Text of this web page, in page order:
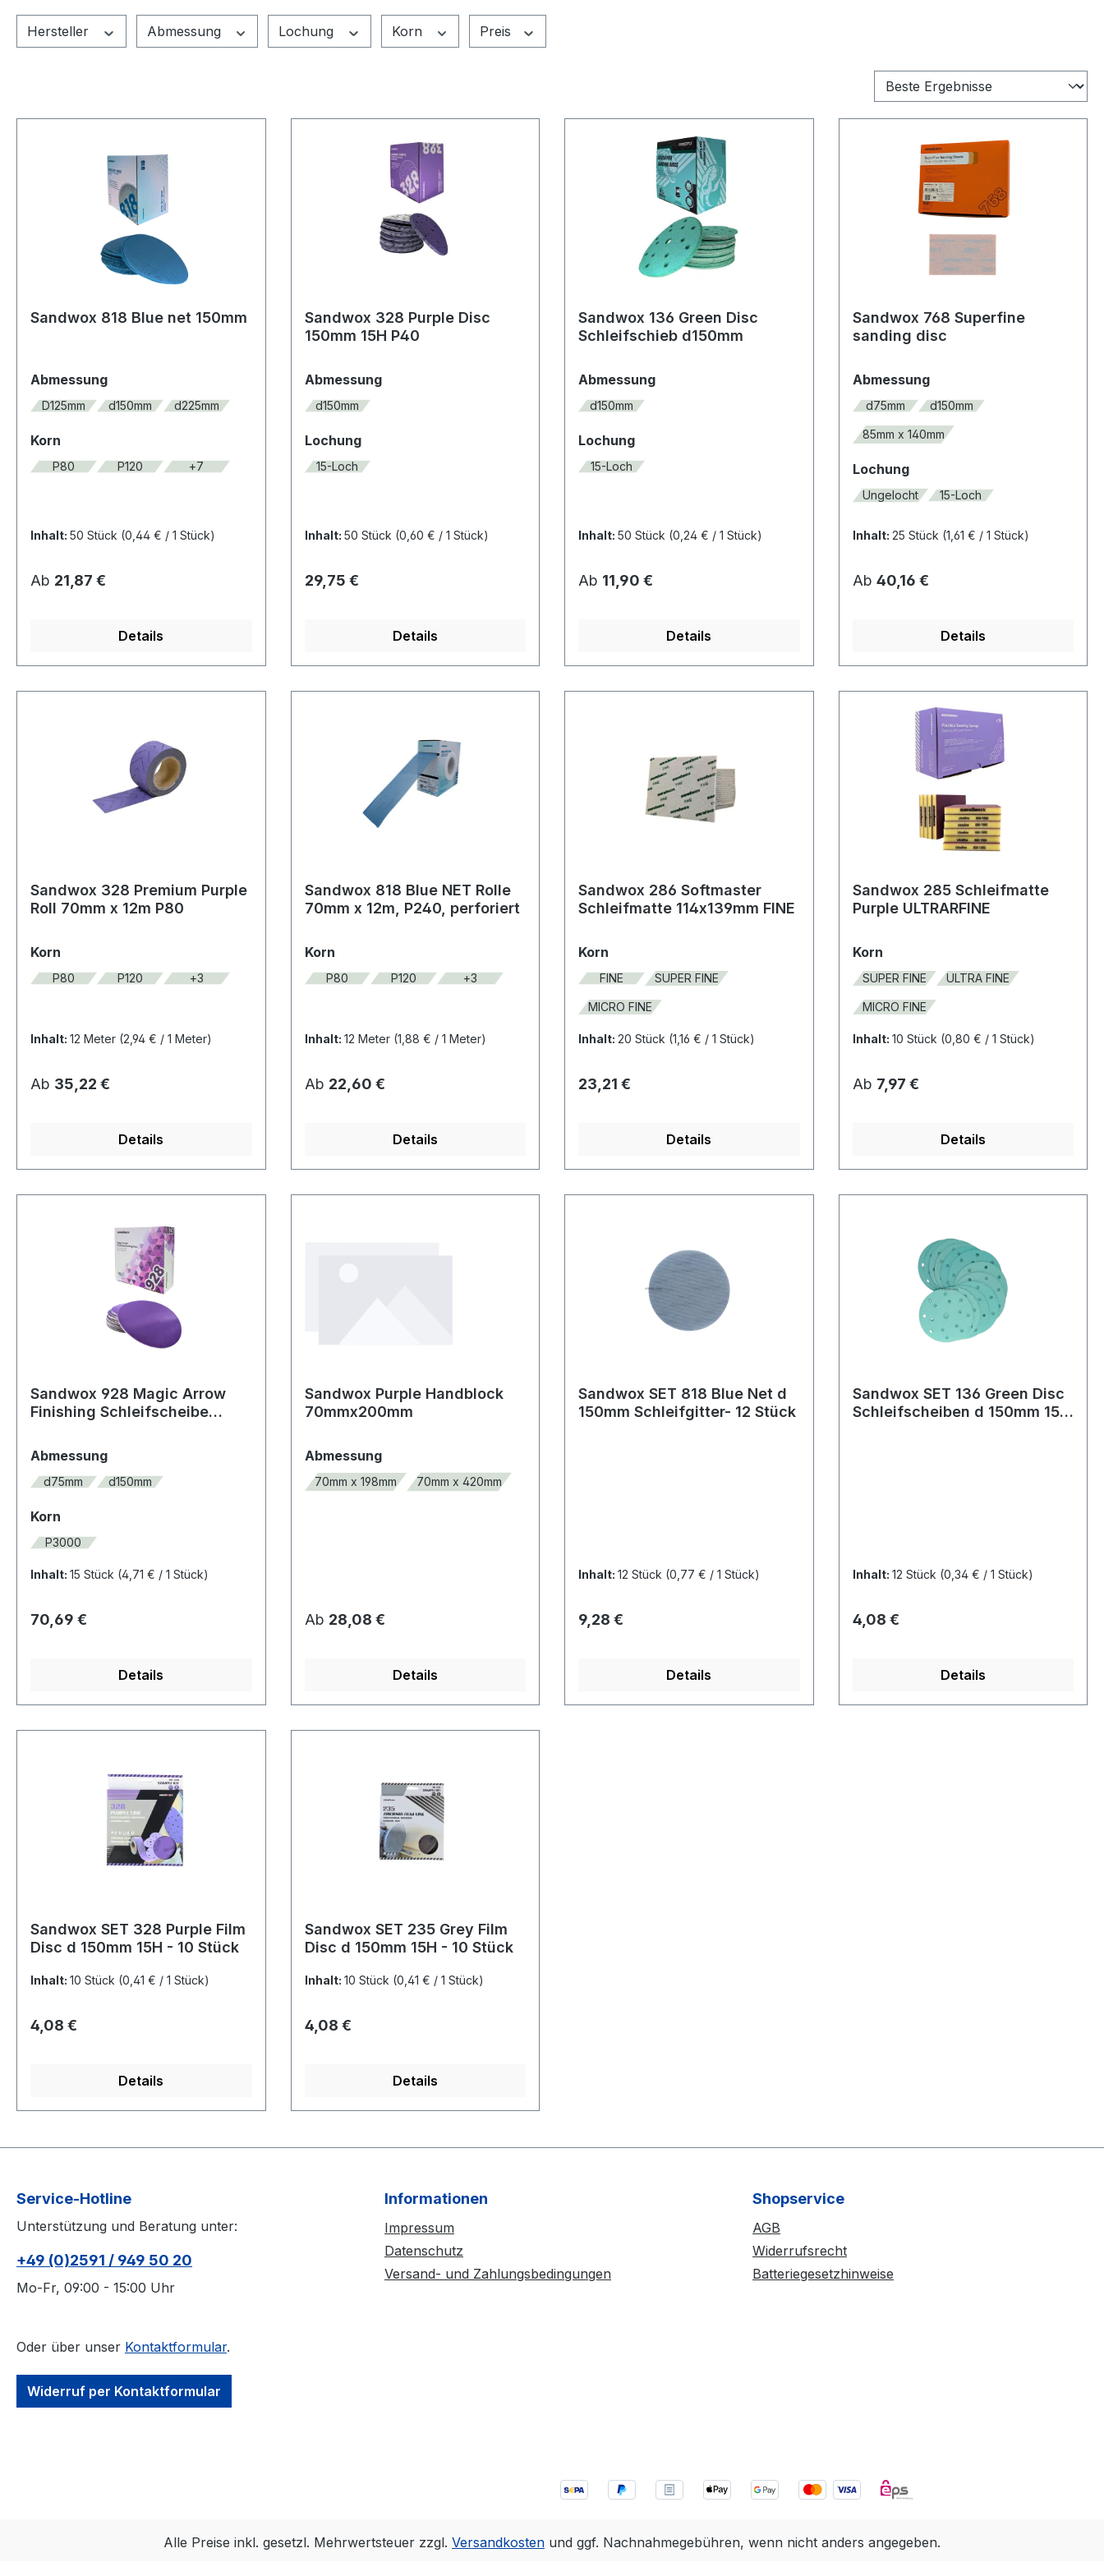
Hersteller Abmessung Lochung Korn Preis
Sandwox 818 Blue net 150mm
Abmessungauswählen
D125mm d150mm d225mm
Korn
P80 P120 +7
Inhalt: 50 Stück (0,44 € / 1 Stück)
Regulärer Preis:
Ab 21,87 €
Details
Sandwox 328 Purple Disc
150mm 15H P40
Abmessungauswählen
d150mm
Lochungauswählen
15-Loch
Inhalt: 50 Stück (0,60 € / 1 Stück)
Regulärer Preis:
29,75 €
Details
Sandwox 136 Green Disc
Schleifschieb d150mm
Abmessungauswählen
d150mm
Lochungauswählen
15-Loch
Inhalt: 50 Stück (0,24 € / 1 Stück)
Regulärer Preis:
Ab 11,90 €
Details
Sandwox 768 Superfine
sanding disc
Abmessungauswählen
d75mm d150mm
85mm x 140mm
Lochungauswählen
Ungelocht 15-Loch
Inhalt: 25 Stück (1,61 € / 1 Stück)
Regulärer Preis:
Ab 40,16 €
Details
Sandwox 328 Premium Purple
Roll 70mm x 12m P80
Korn
P80 P120 +3
Inhalt: 12 Meter (2,94 € / 1 Meter)
Regulärer Preis:
Ab 35,22 €
Details
Sandwox 818 Blue NET Rolle
70mm x 12m, P240, perforiert
Kornauswählen
P80 P120 +3
Inhalt: 12 Meter (1,88 € / 1 Meter)
Regulärer Preis:
Ab 22,60 €
Details
Sandwox 286 Softmaster
Schleifmatte 114x139mm FINE
Korn
FINE SUPER FINE
MICRO FINE
Inhalt: 20 Stück (1,16 € / 1 Stück)
Regulärer Preis:
23,21 €
Details
Sandwox 285 Schleifmatte
Purple ULTRARFINE
Kornauswählen
SUPER FINE ULTRA FINE
MICRO FINE
Inhalt: 10 Stück (0,80 € / 1 Stück)
Regulärer Preis:
Ab 7,97 €
Details
Sandwox 928 Magic Arrow
Finishing Schleifscheibe
Hochwertige Schleiflösung
für perfekten Feinschliff
Abmessungauswählen
d75mm d150mm
Korn
P3000
Inhalt: 15 Stück (4,71 € / 1 Stück)
Regulärer Preis:
70,69 €
Details
Sandwox Purple Handblock
70mmx200mm
Abmessungauswählen
70mm x 198mm 70mm x 420mm
Regulärer Preis:
Ab 28,08 €
Details
Sandwox SET 818 Blue Net d
150mm Schleifgitter- 12 Stück
Inhalt: 12 Stück (0,77 € / 1 Stück)
Regulärer Preis:
9,28 €
Details
Sandwox SET 136 Green Disc
Schleifscheiben d 150mm 15H
Inhalt: 12 Stück (0,34 € / 1 Stück)
Regulärer Preis:
4,08 €
Details
Sandwox SET 328 Purple Film
Disc d 150mm 15H - 10 Stück
Inhalt: 10 Stück (0,41 € / 1 Stück)
Regulärer Preis:
4,08 €
Details
Sandwox SET 235 Grey Film
Disc d 150mm 15H - 10 Stück
Inhalt: 10 Stück (0,41 € / 1 Stück)
Regulärer Preis:
4,08 €
Details
Service-Hotline
Unterstützung und Beratung unter:
+49 (0)2591 / 949 50 20
Mo-Fr, 09:00 - 15:00 Uhr
Oder über unser Kontaktformular.
Widerruf per Kontaktformular
Informationen
Impressum
Datenschutz
Versand- und Zahlungsbedingungen
Shopservice
AGB
Widerrufsrecht
Batteriegesetzhinweise
Alle Preise inkl. gesetzl. Mehrwertsteuer zzgl. Versandkosten und ggf. Nachnahmegebühren, wenn nicht anders angegeben.